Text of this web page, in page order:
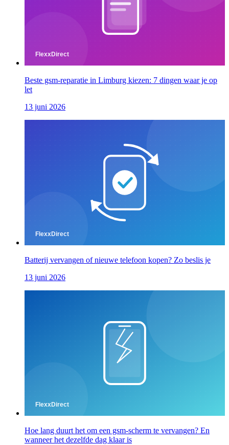
Beste gsm-reparatie in Limburg kiezen: 7 dingen waar je op
let
13 juni 2026
Batterij vervangen of nieuwe telefoon kopen? Zo beslis je
13 juni 2026
Hoe lang duurt het om een gsm-scherm te vervangen? En
wanneer het dezelfde dag klaar is